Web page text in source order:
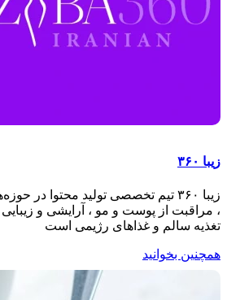
زیبا ۳۶۰
زیبا ۳۶۰ تیم تخصصی تولید محتوا در
، مراقبت از پوست و مو ، آرایشی و
تغذیه سالم و غذاهای رژیمی است
همچنین بخوانید